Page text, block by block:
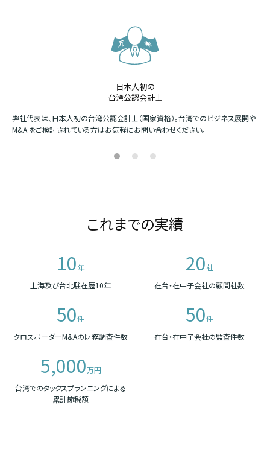
日本人初の
台湾公認会計士
弊社代表は、日本人初の台湾公認会計士（国家資格）。台湾でのビジネス展開や
M&A をご検討されている方はお気軽にお問い合わせください。
これまでの実績
10年
上海及び台北駐在歴10年
20社
在台・在中子会社の顧問社数
50件
クロスボーダーM&Aの財務調査件数
50件
在台・在中子会社の監査件数
5,000万円
台湾でのタックスプランニングによる
累計節税額